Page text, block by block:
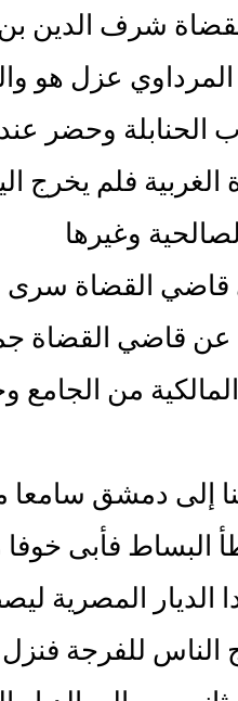
شرف الدين
عزل هو
الحنابلة وحضر
فلم يخرج
وغيرها
قاضي القضاة سرى
عن قاضي القضاة
من الجامع
إلى دمشق سامعا
البساط فأبى
الديار المصرية
الناس للفرجة